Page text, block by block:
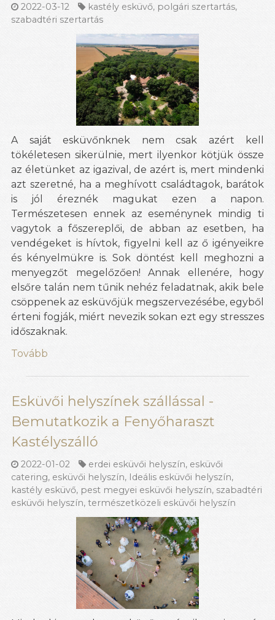
2022-03-12 kastély esküvő, polgári szertartás,
szabadtéri szertartás
A saját esküvőnknek nem csak azért kell
tökéletesen sikerülnie, mert ilyenkor kötjük össze
az életünket az igazival, de azért is, mert mindenki
azt szeretné, ha a meghívott családtagok, barátok
is jól éreznék magukat ezen a napon.
Természetesen ennek az eseménynek mindig ti
vagytok a főszereplői, de abban az esetben, ha
vendégeket is hívtok, figyelni kell az ő igényeikre
és kényelmükre is. Sok döntést kell meghozni a
menyegzőt megelőzően! Annak ellenére, hogy
elsőre talán nem tűnik nehéz feladatnak, akik bele
csöppenek az esküvőjük megszervezésébe, egyből
érteni fogják, miért nevezik sokan ezt egy stresszes
időszaknak.
Tovább
Esküvői helyszínek szállással -
Bemutatkozik a Fenyőharaszt
Kastélyszálló
2022-01-02 erdei esküvői helyszín, esküvői
catering, esküvői helyszín, Ideális esküvői helyszín,
kastély esküvő, pest megyei esküvői helyszín, szabadtéri
esküvői helyszín, természetközeli esküvői helyszín